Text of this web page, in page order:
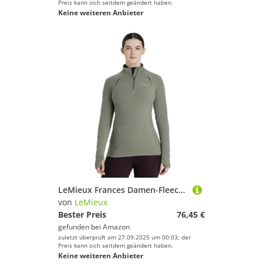
Preis kann sich seitdem geändert haben.
Keine weiteren Anbieter
LeMieux Frances Damen-Fleece, Viertelreißverschluss, Rosmarin
von LeMieux
Bester Preis
76,45 €
gefunden bei Amazon
zuletzt überprüft am 27.09.2025 um 00:03; der
Preis kann sich seitdem geändert haben.
Keine weiteren Anbieter